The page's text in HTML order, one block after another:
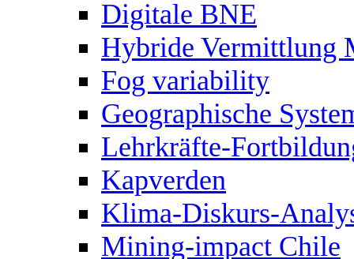
Digitale BNE
Hybride Vermittlung
Fog variability
Geographische
Lehrkräfte-
Kapverden
Klima-Diskurs-
Mining-impact Chile